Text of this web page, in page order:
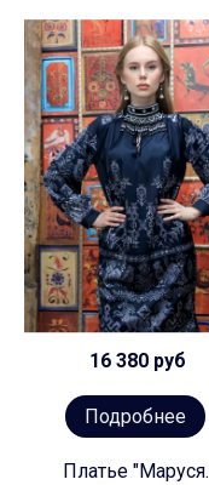
16 380 руб
Подробнее
Платье "Маруся.